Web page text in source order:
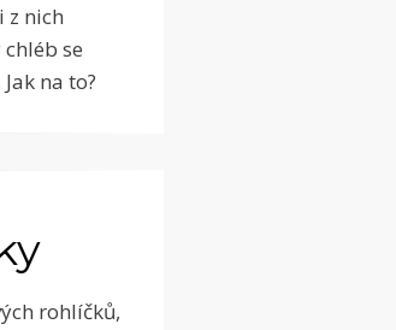
z nich
se
na to?
rohlíčků,